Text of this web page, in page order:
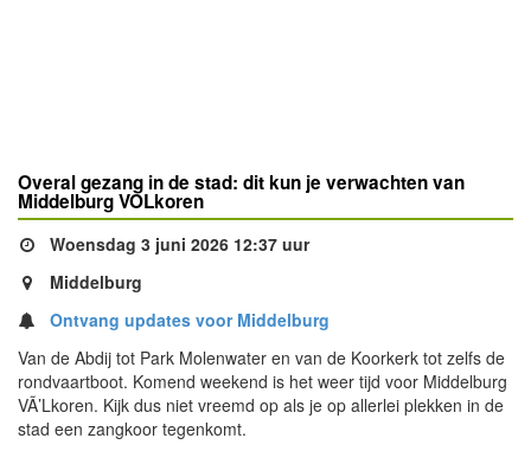
Overal gezang in de stad: dit kun je verwachten van
Middelburg VÒLkoren
Woensdag 3 juni 2026 12:37 uur
Middelburg
Ontvang updates voor Middelburg
Van de Abdij tot Park Molenwater en van de Koorkerk tot zelfs de
rondvaartboot. Komend weekend is het weer tijd voor Middelburg
VÃ’Lkoren. Kijk dus niet vreemd op als je op allerlei plekken in de
stad een zangkoor tegenkomt.